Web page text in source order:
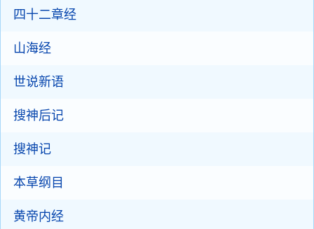
四十二章经
山海经
世说新语
搜神后记
搜神记
本草纲目
黄帝内经